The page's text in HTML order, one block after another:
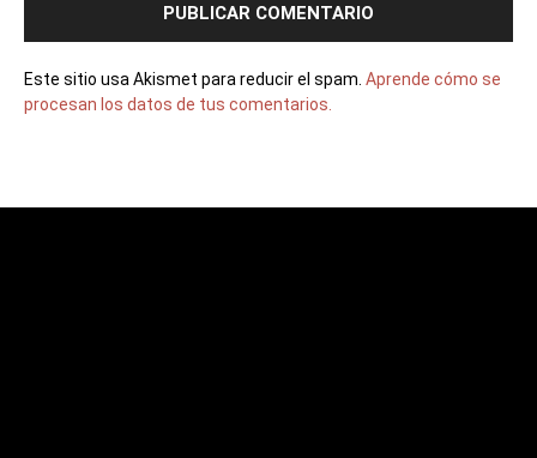
Este sitio usa Akismet para reducir el spam. Aprende cómo se
procesan los datos de tus comentarios.